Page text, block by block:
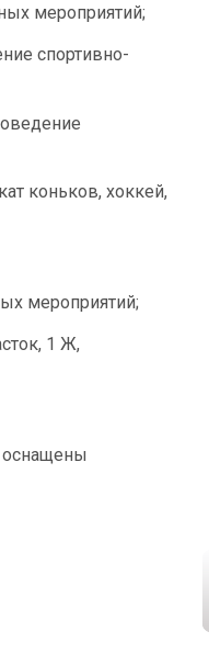
мероприятий;
спортивно-
коньков, хоккей,
мероприятий;
1 Ж,
оснащены